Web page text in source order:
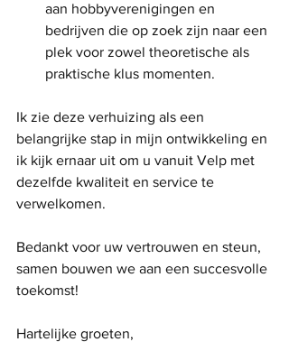
aan hobbyverenigingen en
bedrijven die op zoek zijn naar een
plek voor zowel theoretische als
praktische klus momenten.
Ik zie deze verhuizing als een
belangrijke stap in mijn ontwikkeling en
ik kijk ernaar uit om u vanuit Velp met
dezelfde kwaliteit en service te
verwelkomen.
Bedankt voor uw vertrouwen en steun,
samen bouwen we aan een succesvolle
toekomst!
Hartelijke groeten,